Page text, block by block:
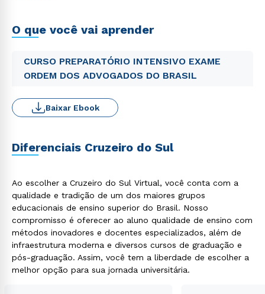
O que você vai aprender
CURSO PREPARATÓRIO INTENSIVO EXAME
ORDEM DOS ADVOGADOS DO BRASIL
Baixar Ebook
Diferenciais Cruzeiro do Sul
Ao escolher a Cruzeiro do Sul Virtual, você conta com a
qualidade e tradição de um dos maiores grupos
educacionais de ensino superior do Brasil. Nosso
compromisso é oferecer ao aluno qualidade de ensino com
métodos inovadores e docentes especializados, além de
infraestrutura moderna e diversos cursos de graduação e
pós-graduação. Assim, você tem a liberdade de escolher a
melhor opção para sua jornada universitária.
Rápido e fácil
WhatsApp